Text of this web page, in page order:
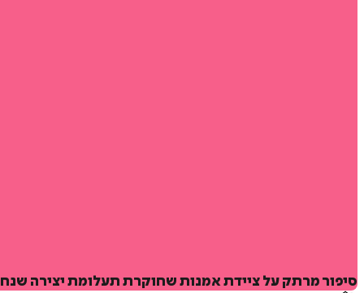
סיפור מרתק על ציידת אמנות שחוקרת תעלומת יצירה